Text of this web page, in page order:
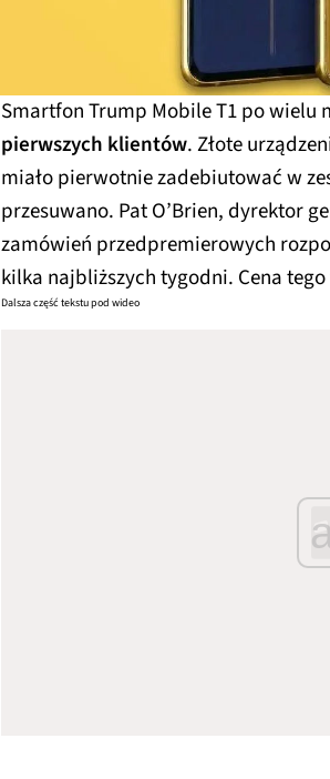
Smartfon Trump Mobile T1 po wielu
pierwszych klientów. Złote
miało pierwotnie zadebiutować w
przesuwano. Pat O’Brien, dyrektor
zamówień przedpremierowych
kilka najbliższych tygodni. Cena
Dalsza część tekstu pod wideo